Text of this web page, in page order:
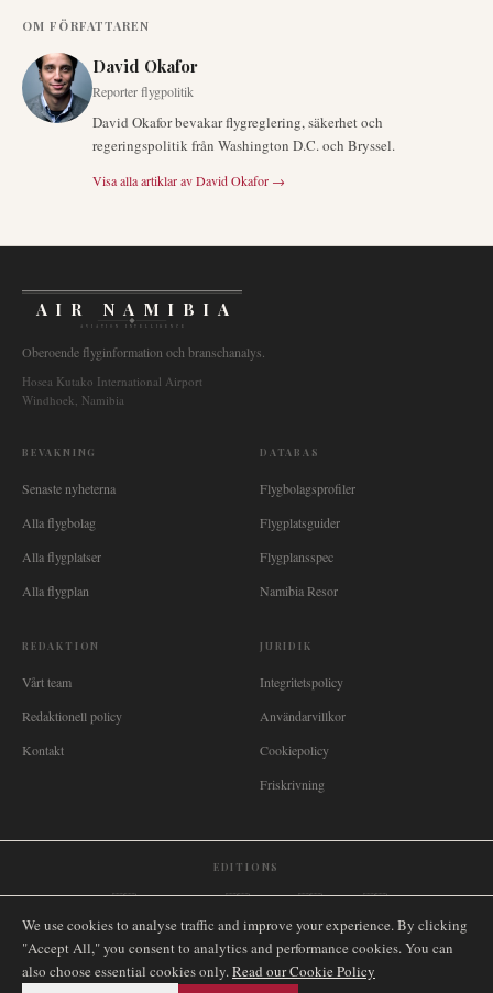
OM FÖRFATTAREN
David Okafor
Reporter flygpolitik
David Okafor bevakar flygreglering, säkerhet och
regeringspolitik från Washington D.C. och Bryssel.
Visa alla artiklar avDavid Okafor →
AIR NAMIBIA
AVIATION INTELLIGENCE
Oberoende flyginformation och branschanalys.
Hosea Kutako International Airport
Windhoek, Namibia
BEVAKNING
Senaste nyheterna
Alla flygbolag
Alla flygplatser
Alla flygplan
DATABAS
Flygbolagsprofiler
Flygplatsguider
Flygplansspec
Namibia Resor
REDAKTION
Vårt team
Redaktionell policy
Kontakt
JURIDIK
Integritetspolicy
Användarvillkor
Cookiepolicy
Friskrivning
EDITIONS
🌐 International🇬🇧 United Kingdom🇦🇺 Australia🇨🇦 Canada🇳🇿 New Zealand
🇿🇦 South Africa🇸🇬 Singapore 🇩🇪 Deutschland🇳🇱 Nederland🇫🇷 France
🇮🇹 Italia🇪🇸 España 🇧🇷 Brasil🇸🇪 Sverige🇳🇴 Norge🇩🇰 Danmark
We use cookies to analyse traffic and improve your experience. By clicking
"Accept All," you consent to analytics and performance cookies. You can
also choose essential cookies only.Read our Cookie Policy